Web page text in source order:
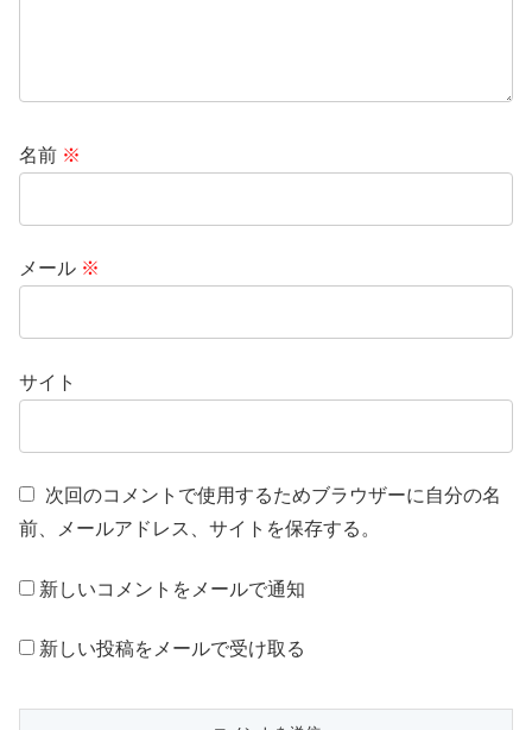
名前 ※
メール ※
サイト
次回のコメントで使用するためブラウザーに自分の名
前、メールアドレス、サイトを保存する。
新しいコメントをメールで通知
新しい投稿をメールで受け取る